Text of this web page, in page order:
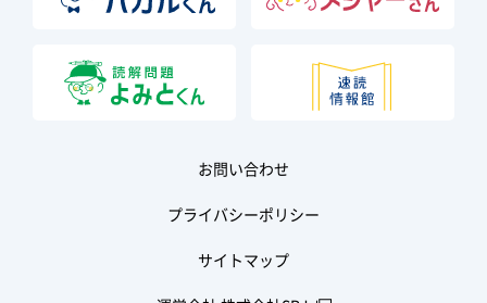
お問い合わせ
プライバシーポリシー
サイトマップ